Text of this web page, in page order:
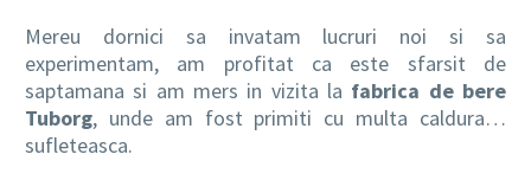
Mereu dornici sa invatam lucruri noi si sa
experimentam, am profitat ca este sfarsit de
saptamana si am mers in vizita la fabrica de bere
Tuborg, unde am fost primiti cu multa caldura…
sufleteasca.